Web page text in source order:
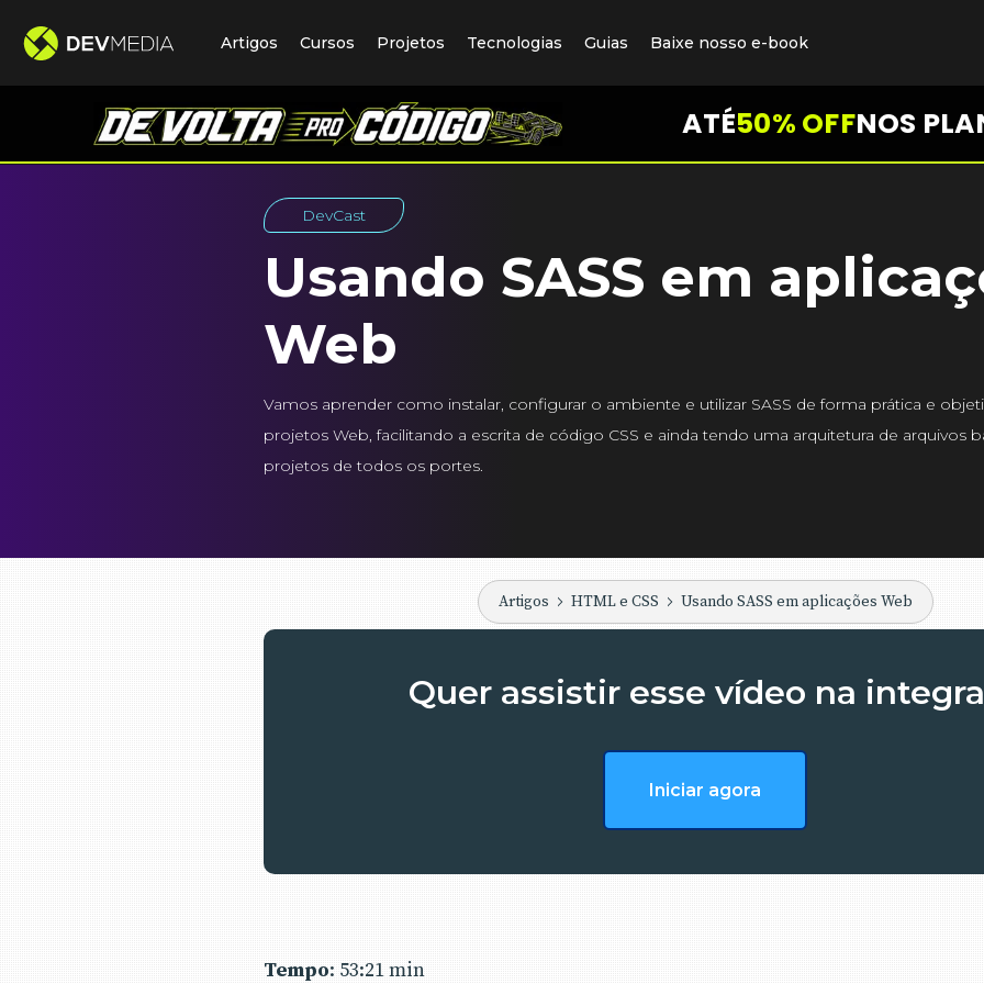
Artigos Cursos Projetos Tecnologias Guias Baixe nosso e-book
ATÉ50% OFFNOS
DevCast
Usando SASS em
Web
Vamos aprender como instalar, configurar o ambiente e utilizar SASS de forma prática e
projetos Web, facilitando a escrita de código CSS e ainda tendo uma arquitetura de arquivos
projetos de todos os portes.
Artigos HTML e CSS Usando SASS em aplicações Web
Quer assistir esse vídeo na
Iniciar agora
Tempo: 53:21 min